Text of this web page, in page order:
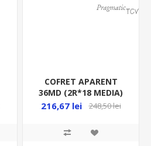
COFRET APARENT
36MD (2R*18 MEDIA)
IP40, ALB MEDIA
216,67 lei 248,50 lei